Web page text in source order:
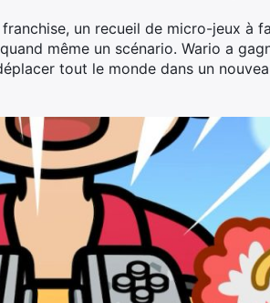
un recueil de micro-jeux à
même un scénario. Wario a
tout le monde dans un